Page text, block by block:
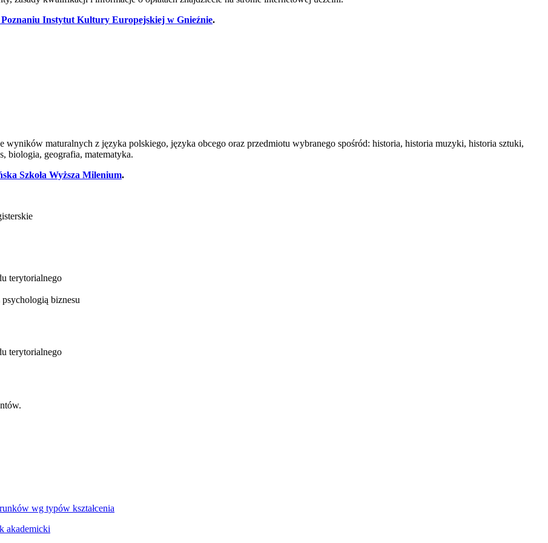
Instytut Kultury Europejskiej w Gnieźnie.
wyników maturalnych z języka polskiego, języka obcego oraz przedmiotu wybranego spośród: historia, historia muzyki, historia sztuki,
biologia, geografia, matematyka.
Szkoła Wyższa Milenium.
terytorialnego
biznesu
terytorialnego
wg typów kształcenia
akademicki